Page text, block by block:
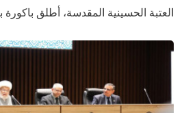
العتبة الحسينية المقدسة، أطلق باكورة